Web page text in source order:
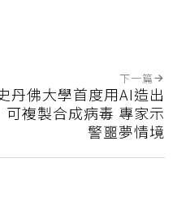
下一篇
丹佛大學首度用AI造出
可複製合成病毒 專家示
警噩夢情境